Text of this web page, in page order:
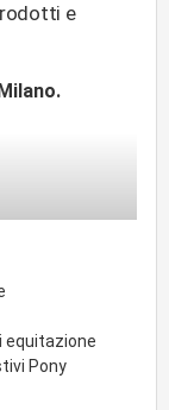
e
equitazione
Pony